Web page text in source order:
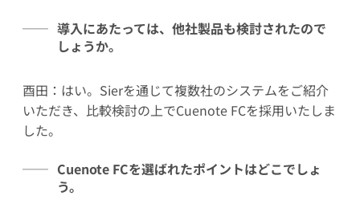
導入にあたっては、他社製品も検討されたので
しょうか。
酉田：はい。Sierを通じて複数社のシステムをご紹介
いただき、比較検討の上でCuenote FCを採用いたしま
した。
Cuenote FCを選ばれたポイントはどこでしょ
う。